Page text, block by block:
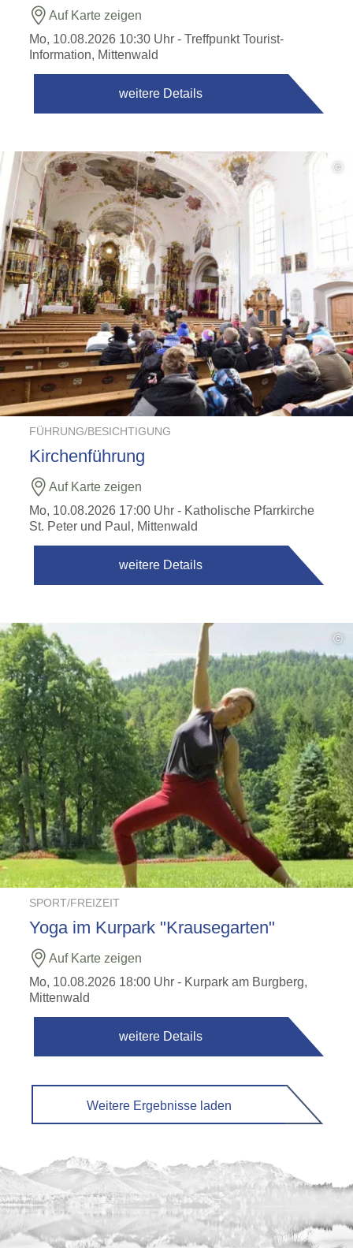
Auf Karte zeigen
Mo, 10.08.2026 10:30 Uhr - Treffpunkt Tourist-
Information, Mittenwald
weitere Details
©
FÜHRUNG/BESICHTIGUNG
Kirchenführung
Auf Karte zeigen
Mo, 10.08.2026 17:00 Uhr - Katholische Pfarrkirche
St. Peter und Paul, Mittenwald
weitere Details
©
SPORT/FREIZEIT
Yoga im Kurpark "Krausegarten"
Auf Karte zeigen
Mo, 10.08.2026 18:00 Uhr - Kurpark am Burgberg,
Mittenwald
weitere Details
Weitere Ergebnisse laden